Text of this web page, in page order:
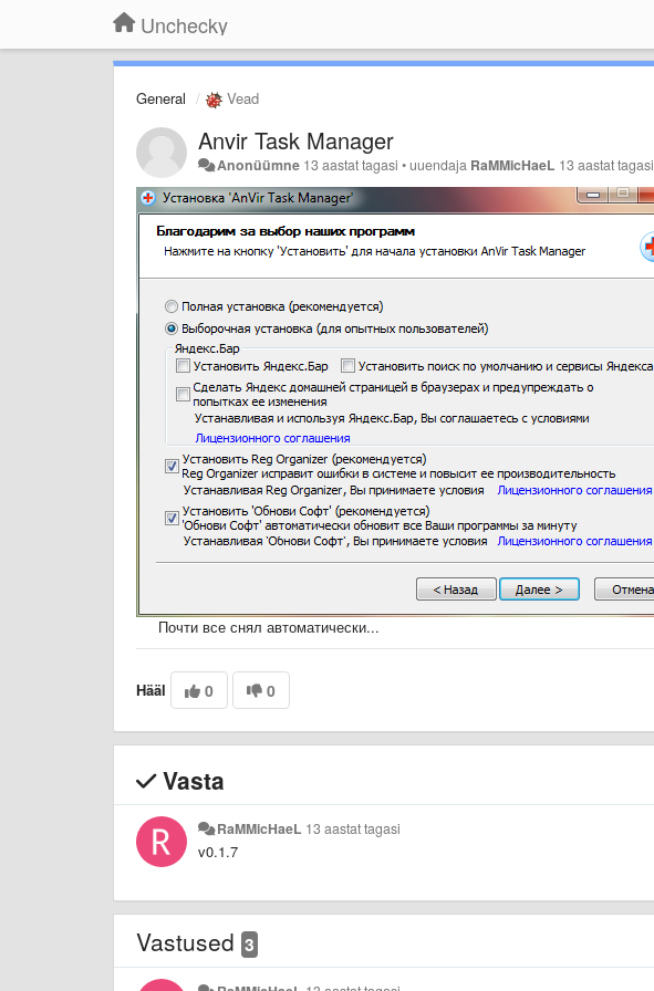
Unchecky
General Vead
Anvir Task Manager
Anonüümne 13 aastat tagasi •uuendaja RaMMicHaeL 13 aastat tagasi
Почти все снял автоматически...
Hääl 0 0
Vasta
RaMMicHaeL 13 aastat tagasi
v0.1.7
Vastused 3